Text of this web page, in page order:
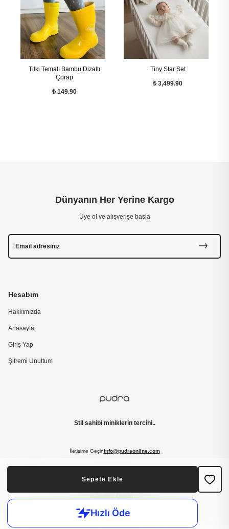
Sepete Ekle
Tilki Temalı Bambu Dizaltı
Çorap
₺ 149.90
Tiny Star Set
₺ 3,499.90
Stil sahibi miniklerin tercihi..
İletişime Geçininfo@pudraonline.com
Hesabım
Hakkımızda
Anasayfa
Giriş Yap
Şifremi Unuttum
Dünyanın Her Yerine Kargo
Üye ol ve alışverişe başla